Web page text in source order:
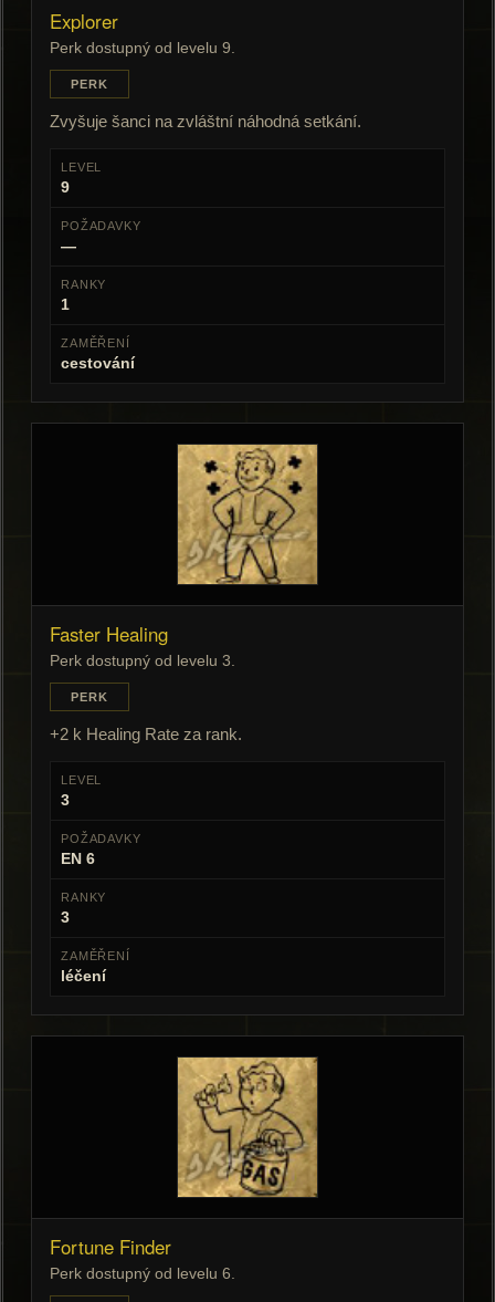
Explorer
Perk dostupný od levelu 9.
PERK
Zvyšuje šanci na zvláštní náhodná setkání.
LEVEL
9
POŽADAVKY
—
RANKY
1
ZAMĚŘENÍ
cestování
Faster Healing
Perk dostupný od levelu 3.
PERK
+2 k Healing Rate za rank.
LEVEL
3
POŽADAVKY
EN 6
RANKY
3
ZAMĚŘENÍ
léčení
Fortune Finder
Perk dostupný od levelu 6.